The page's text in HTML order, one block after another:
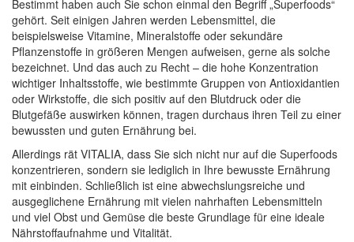
Bestimmt haben auch Sie schon einmal den Begriff „Superfoods“
gehört. Seit einigen Jahren werden Lebensmittel, die
beispielsweise Vitamine, Mineralstoffe oder sekundäre
Pflanzenstoffe in größeren Mengen aufweisen, gerne als solche
bezeichnet. Und das auch zu Recht – die hohe Konzentration
wichtiger Inhaltsstoffe, wie bestimmte Gruppen von Antioxidantien
oder Wirkstoffe, die sich positiv auf den Blutdruck oder die
Blutgefäße auswirken können, tragen durchaus ihren Teil zu einer
bewussten und guten Ernährung bei.
Allerdings rät VITALIA, dass Sie sich nicht nur auf die Superfoods
konzentrieren, sondern sie lediglich in Ihre bewusste Ernährung
mit einbinden. Schließlich ist eine abwechslungsreiche und
ausgeglichene Ernährung mit vielen nahrhaften Lebensmitteln
und viel Obst und Gemüse die beste Grundlage für eine ideale
Nährstoffaufnahme und Vitalität.